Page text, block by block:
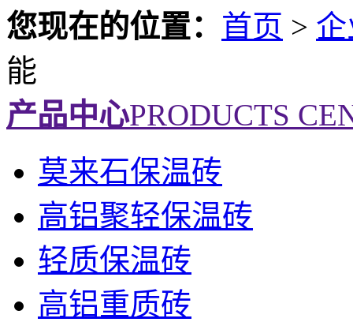
您现在的位置： 首页 >
能
产品中心PRODUCTS
莫来石保温砖
高铝聚轻保温砖
轻质保温砖
高铝重质砖